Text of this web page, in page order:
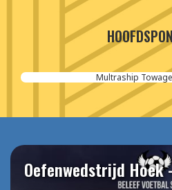
Multraship
Oefenwedstrijd Hoek